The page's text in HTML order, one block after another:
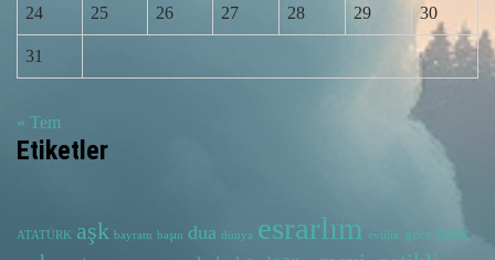
24 25 26 27 28 29 30
31
« Tem
Etiketler
ATATÜRK aşk bayram başın dua dünya esrarlım evlilik gece genç